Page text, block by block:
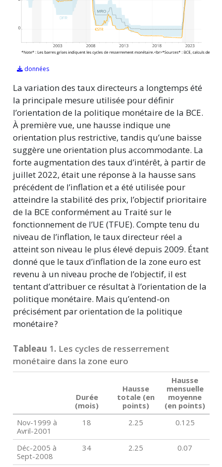
données
La variation des taux directeurs a longtemps été
la principale mesure utilisée pour définir
l’orientation de la politique monétaire de la BCE.
À première vue, une hausse indique une
orientation plus restrictive, tandis qu’une baisse
suggère une orientation plus accommodante. La
forte augmentation des taux d’intérêt, à partir de
juillet 2022, était une réponse à la hausse sans
précédent de l’inflation et a été utilisée pour
atteindre la stabilité des prix, l’objectif prioritaire
de la BCE conformément au Traité sur le
fonctionnement de l’UE (TFUE). Compte tenu du
niveau de l’inflation, le taux directeur réel a
atteint son niveau le plus élevé depuis 2009. Étant
donné que le taux d’inflation de la zone euro est
revenu à un niveau proche de l’objectif, il est
tentant d’attribuer ce résultat à l’orientation de la
politique monétaire. Mais qu’entend-on
précisément par orientation de la politique
monétaire ?
Tableau 1. Les cycles de resserrement
monétaire dans la zone euro
Durée
(mois)
Hausse
totale (en
points)
Hausse
mensuelle
moyenne
(en points)
Nov-1999 à
Avril-2001
18 2.25 0.125
Déc-2005 à
Sept-2008
34 2.25 0.07